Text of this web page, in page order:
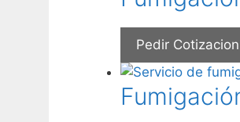
Pedir Cotizacion